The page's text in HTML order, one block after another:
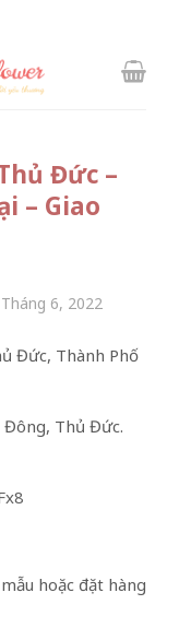
Đức –
– Giao
6, 2022
Đức, Thành Phố
Đông, Thủ Đức.
hoặc đặt hàng